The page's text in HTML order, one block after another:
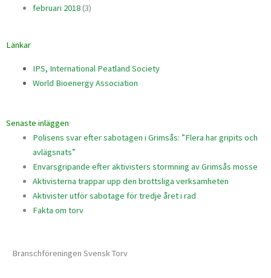
februari 2018(3)
Länkar
IPS, International Peatland Society
World Bioenergy Association
Senaste inläggen
Polisens svar efter sabotagen i Grimsås: ”Flera har gripits och
avlägsnats”
Envarsgripande efter aktivisters stormning av Grimsås mosse
Aktivisterna trappar upp den brottsliga verksamheten
Aktivister utför sabotage för tredje året i rad
Fakta om torv
Branschföreningen Svensk Torv